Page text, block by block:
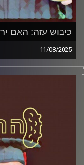
כיבוש עזה: האם
11/08/2025
המערכת הפוליטית על
דוד ופרופסור גלעד
קרדיט תמונות: